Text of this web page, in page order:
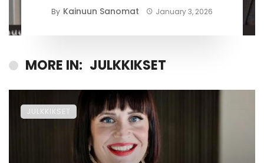
By Kainuun Sanomat January 3, 2026
MORE IN: JULKKIKSET
JULKKIKSET